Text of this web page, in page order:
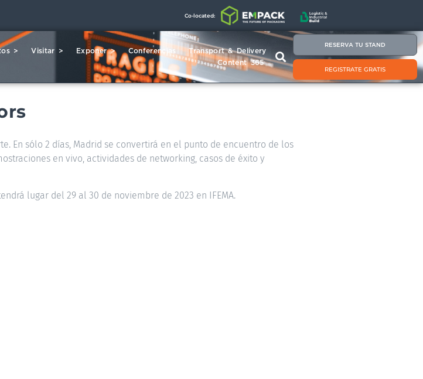
Co-located:
> Visitar > Exponer > Conferencias
Transport & Delivery
Content 365
RESERVA TU STAND
REGISTRATE GRATIS
En sólo 2 días, Madrid se convertirá en el punto de encuentro de los
en vivo, actividades de networking, casos de éxito y
lugar del 29 al 30 de noviembre de 2023 en IFEMA.